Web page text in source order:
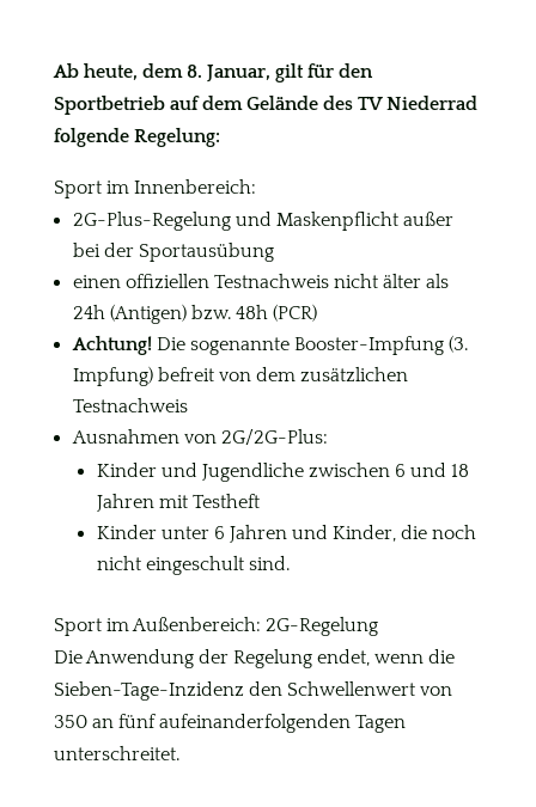
Ab heute, dem 8. Januar, gilt für den
Sportbetrieb auf dem Gelände des TV Niederrad
folgende Regelung:
Sport im Innenbereich:
2G-Plus-Regelung und Maskenpflicht außer
bei der Sportausübung
einen offiziellen Testnachweis nicht älter als
24h (Antigen) bzw. 48h (PCR)
Achtung! Die sogenannte Booster-Impfung (3.
Impfung) befreit von dem zusätzlichen
Testnachweis
Ausnahmen von 2G/2G-Plus:
Kinder und Jugendliche zwischen 6 und 18
Jahren mit Testheft
Kinder unter 6 Jahren und Kinder, die noch
nicht eingeschult sind.
Sport im Außenbereich: 2G-Regelung
Die Anwendung der Regelung endet, wenn die
Sieben-Tage-Inzidenz den Schwellenwert von
350 an fünf aufeinanderfolgenden Tagen
unterschreitet.